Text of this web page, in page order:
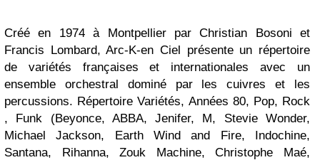
Créé en 1974 à Montpellier par Christian Bosoni et
Francis Lombard, Arc-K-en Ciel présente un répertoire
de variétés françaises et internationales avec un
ensemble orchestral dominé par les cuivres et les
percussions. Répertoire Variétés, Années 80, Pop, Rock
, Funk (Beyonce, ABBA, Jenifer, M, Stevie Wonder,
Michael Jackson, Earth Wind and Fire, Indochine,
Santana, Rihanna, Zouk Machine, Christophe Maé,